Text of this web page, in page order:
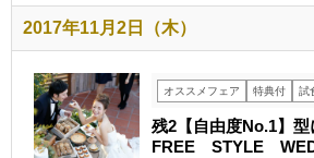
2017年11月2日（木）
オススメフェア 特典付 試
残2【自由度No.1】
FREE STYLE